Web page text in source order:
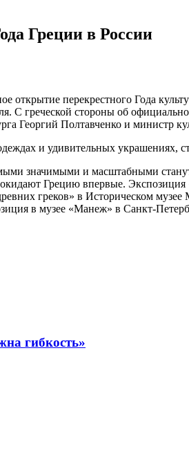
Греции в России
перекрестного Года
С греческой стороны об
Георгий Полтавченко и
и удивительных украшениях,
значимыми и масштабными
Грецию впервые.
греков» в Историческом
в музее «Манеж» в Санкт-
гибкость»